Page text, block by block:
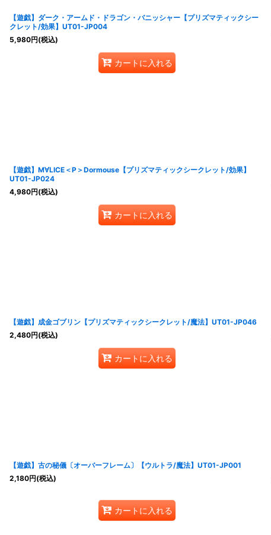
【遊戯】ダーク・アームド・ドラゴン・バニッシャー【プリズマティックシー
クレット/効果】UT01-JP004
5,980円(税込)
カートに入れる
【遊戯】M∀LICE＜P＞Dormouse【プリズマティックシークレット/効果】
UT01-JP024
4,980円(税込)
カートに入れる
【遊戯】成金ゴブリン【プリズマティックシークレット/魔法】UT01-JP046
2,480円(税込)
カートに入れる
【遊戯】古の秘儀〔オーバーフレーム〕【ウルトラ/魔法】UT01-JP001
2,180円(税込)
カートに入れる